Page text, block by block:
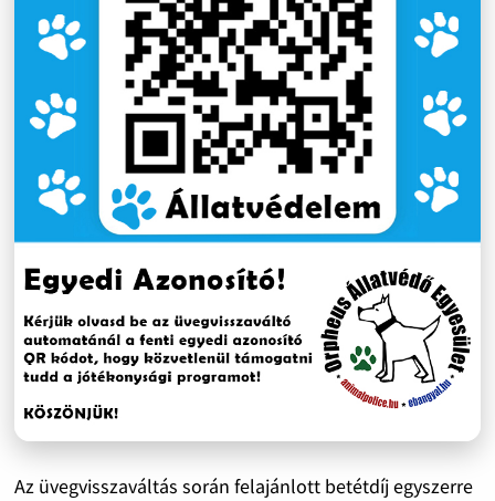
Az üvegvisszaváltás során felajánlott betétdíj egyszerre